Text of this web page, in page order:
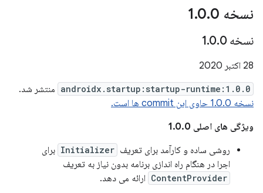
نسخه 1 .0.0
نسخه 1 .0.0
28 اکتبر 2020
androidx.startup:startup-runtime:1.0.0 منتشر شد.
نسخه 1.0.0 حاوی این commit ها است.
ویژگی های اصلی 1.0.0
روشی ساده و کارآمد برای تعریف Initializer برای
اجرا در هنگام راه اندازی برنامه بدون نیاز به تعریف
ContentProvider ارائه می دهد.